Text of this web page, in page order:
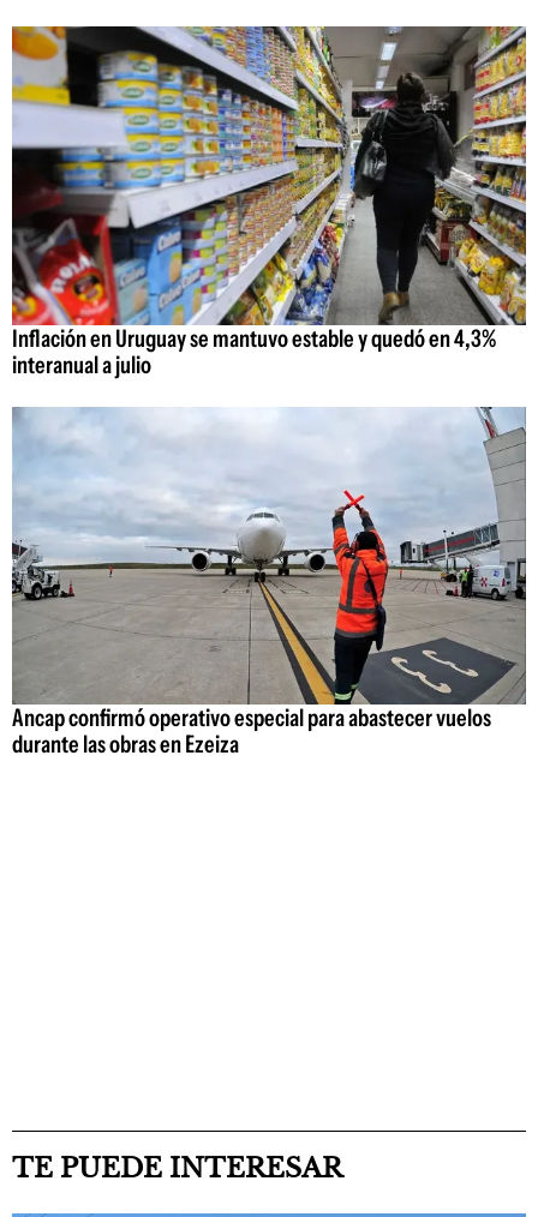
Inflación en Uruguay se mantuvo estable y quedó en 4,3%
interanual a julio
Ancap confirmó operativo especial para abastecer vuelos
durante las obras en Ezeiza
TE PUEDE INTERESAR